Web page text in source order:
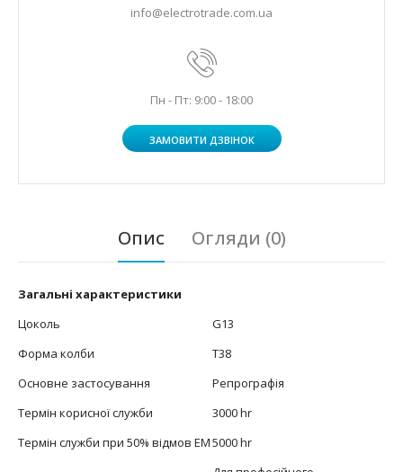
info@electrotrade.com.ua
Пн - Пт: 9:00 - 18:00
ЗАМОВИТИ ДЗВІНОК
Опис Огляди (0)
Загальні характеристики
Цоколь
G13
Форма колби
T38
Основне застосування
Репрографія
Термін корисної служби
3000 hr
Термін служби при 50% відмов EM5000 hr